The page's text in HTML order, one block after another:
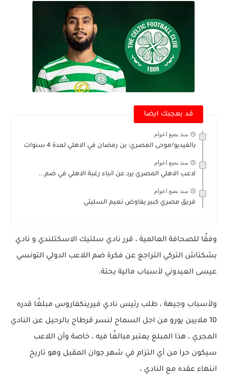
قد يعجبك ايضا
منذ بضع اعوام
بالفيديو/موحى المصري: بن رمضان في الاهلي لمدة 4 سنوات
منذ بضع اعوام
لاعب الاهلي المصري يرد عن انباء رغبة الاهلي في ضم...
منذ بضع اعوام
فريق مصري كبير يفاوض نعيم السليتي
وفقًا للصحافة العالمية ، قرر نادي سلتيك الاسكتلندي و نادي
بشكتاش التركي التراجع عن فكرة ضم اللاعب الدولي التونسي
عيسى العيدوني لأسباب مالية بحتة.
ولأسباب وجيهة ، طلب رئيس نادي فيرينكفاروس مبلغًا قدره
10 ملايين يورو من اجل السماح لنسر قرطاج بالرحيل عن النادي
المجري ، هذا المبلغ يعتبر مبالغًا فيه ، خاصة وأن اللاعب
سيكون حرا من أي التزام في شهر جوان المقبل وهو تاريخ
انتهاء عقده مع النادي ،